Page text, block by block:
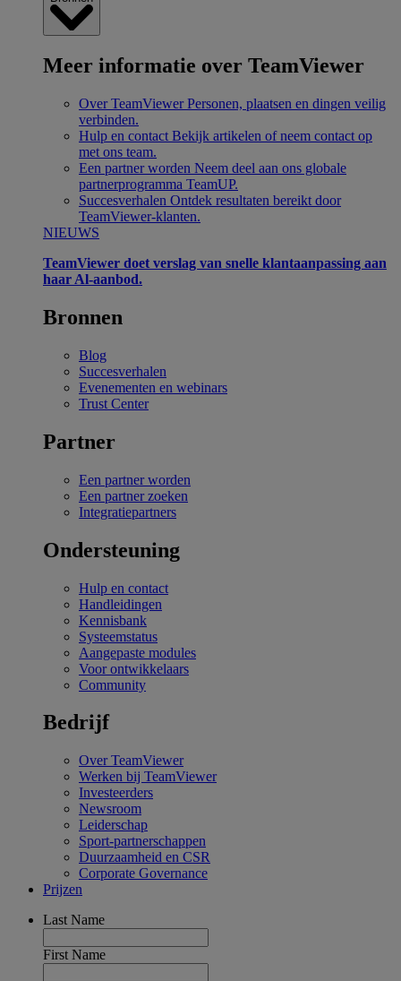
Meer informatie over TeamViewer
Over TeamViewer Personen, plaatsen en dingen veilig
verbinden.
Hulp en contact Bekijk artikelen of neem contact op
met ons team.
Een partner worden Neem deel aan ons globale
partnerprogramma TeamUP.
Succesverhalen Ontdek resultaten bereikt door
TeamViewer-klanten.
NIEUWS
TeamViewer doet verslag van snelle klantaanpassing aan
haar Al-aanbod.
Bronnen
Blog
Succesverhalen
Evenementen en webinars
Trust Center
Partner
Een partner worden
Een partner zoeken
Integratiepartners
Ondersteuning
Hulp en contact
Handleidingen
Kennisbank
Systeemstatus
Aangepaste modules
Voor ontwikkelaars
Community
Bedrijf
Over TeamViewer
Werken bij TeamViewer
Investeerders
Newsroom
Leiderschap
Sport-partnerschappen
Duurzaamheid en CSR
Corporate Governance
Prijzen
Last Name
First Name